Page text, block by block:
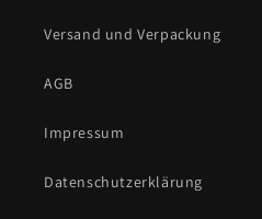
Versand und Verpackung
AGB
Impressum
Datenschutzerklärung